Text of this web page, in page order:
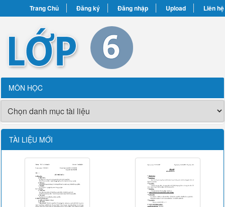
Trang Chủ Đăng ký Đăng nhập Upload Liên hệ
MÔN HỌC
TÀI LIỆU MỚI